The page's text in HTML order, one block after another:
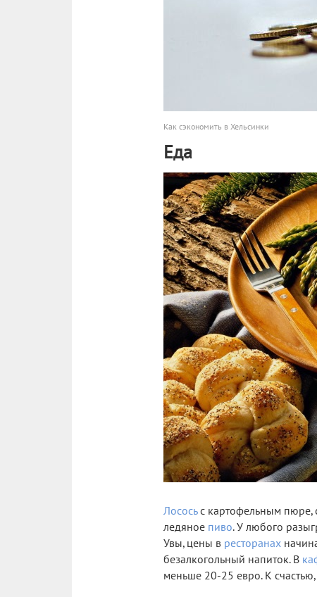
Как сэкономить в Хельсинки
Еда
Лососьс картофельным пюре,
ледяное пиво. У любого
Увы, цены в ресторанах
безалкогольный напиток. В
меньше 20-25 евро. К